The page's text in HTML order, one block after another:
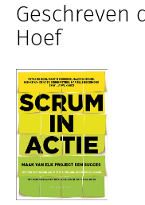
Geschreven
Hoef